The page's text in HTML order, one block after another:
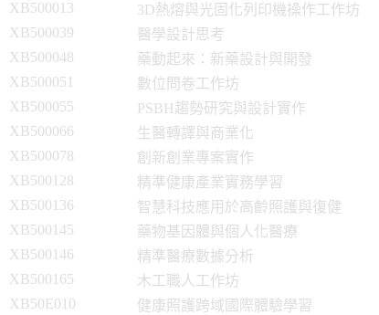
XB500013
3D熱熔與光固化列印機操作工作坊
XB500039
醫學設計思考
XB500048
藥動起來：新藥設計與開發
XB500051
數位問卷工作坊
XB500055
PSBH趨勢研究與設計實作
XB500066
生醫轉譯與商業化
XB500078
創新創業專案實作
XB500128
精準健康產業實務學習
XB500136
智慧科技應用於高齡照護與復健
XB500145
藥物基因體與個人化醫療
XB500146
精準醫療數據分析
XB500165
木工職人工作坊
XB50E010
健康照護跨域國際體驗學習